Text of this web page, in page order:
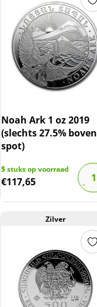
Noah Ark 1 oz 2019
(slechts 27.5% boven
spot)
5stuks op voorraad
€117,65
Zilver